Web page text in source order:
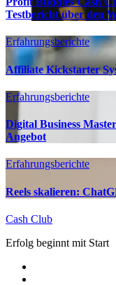
Testbericht über den
Erfahrungsberichte
Affiliate Kickstarter
Erfahrungsberichte
Digital Business
Angebot
Erfahrungsberichte
Reels skalieren:
Cash Club
Erfolg beginnt mit Start